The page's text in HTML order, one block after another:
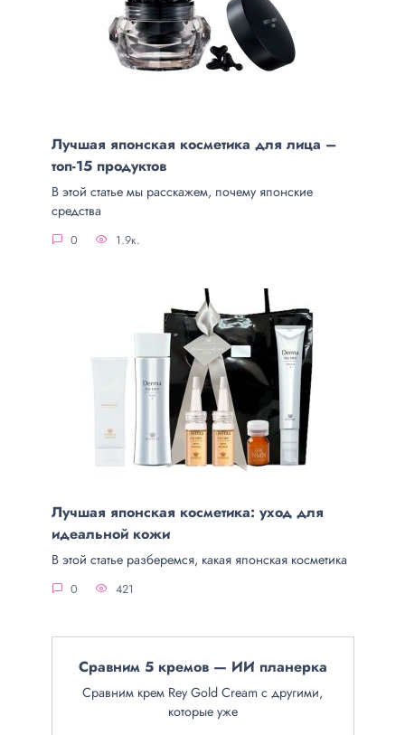
Лучшая японская косметика для лица –
топ-15 продуктов
В этой статье мы расскажем, почему японские
средства
0 1.9к.
Лучшая японская косметика: уход для
идеальной кожи
В этой статье разберемся, какая японская косметика
0 421
Сравним 5 кремов — ИИ планерка
Сравним крем Rey Gold Cream с другими,
которые уже